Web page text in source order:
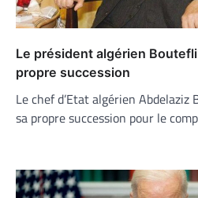
Le président algérien
propre succession
Le chef d’Etat algérien
sa propre succession pour le